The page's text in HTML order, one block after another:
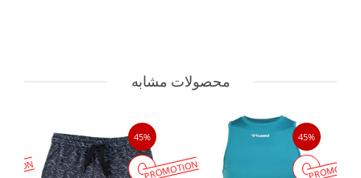
محصولات مشابه
45%
45%
PROMOTION